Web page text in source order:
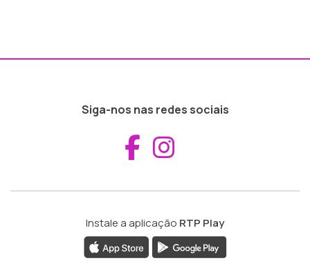
Siga-nos nas redes sociais
Aceder ao
Instale a aplicação RTP Play